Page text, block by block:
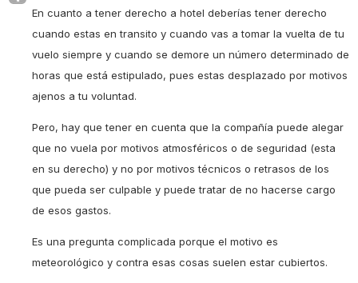
En cuanto a tener derecho a hotel deberías tener derecho
cuando estas en transito y cuando vas a tomar la vuelta de tu
vuelo siempre y cuando se demore un número determinado de
horas que está estipulado, pues estas desplazado por motivos
ajenos a tu voluntad.
Pero, hay que tener en cuenta que la compañía puede alegar
que no vuela por motivos atmosféricos o de seguridad (esta
en su derecho) y no por motivos técnicos o retrasos de los
que pueda ser culpable y puede tratar de no hacerse cargo
de esos gastos.
Es una pregunta complicada porque el motivo es
meteorológico y contra esas cosas suelen estar cubiertos.